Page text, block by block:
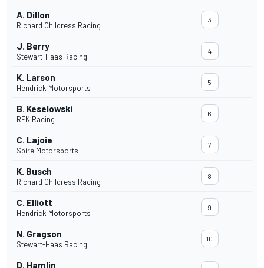
A. Dillon
Richard Childress Racing
3
J. Berry
Stewart-Haas Racing
4
K. Larson
Hendrick Motorsports
5
B. Keselowski
RFK Racing
6
C. Lajoie
Spire Motorsports
7
K. Busch
Richard Childress Racing
8
C. Elliott
Hendrick Motorsports
9
N. Gragson
Stewart-Haas Racing
10
D. Hamlin